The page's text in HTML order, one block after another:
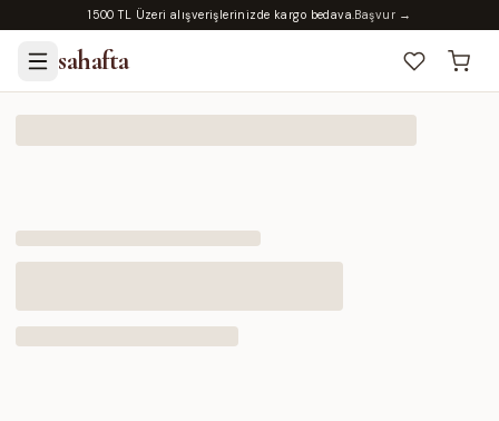
1500 TL Üzeri alışverişlerinizde kargo bedava.Başvur →
sahafta